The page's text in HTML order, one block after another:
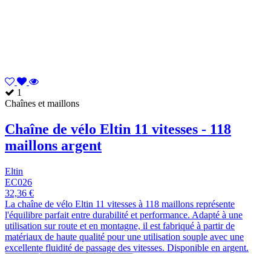
1
Chaînes et maillons
Chaîne de vélo Eltin 11 vitesses - 118
maillons argent
Eltin
EC026
32,36 €
La chaîne de vélo Eltin 11 vitesses à 118 maillons représente
l'équilibre parfait entre durabilité et performance. Adapté à une
utilisation sur route et en montagne, il est fabriqué à partir de
matériaux de haute qualité pour une utilisation souple avec une
excellente fluidité de passage des vitesses. Disponible en argent.